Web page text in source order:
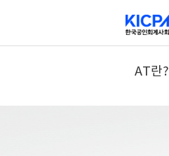
AT란?